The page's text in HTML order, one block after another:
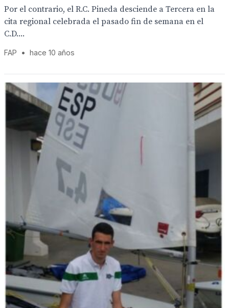
Por el contrario, el R.C. Pineda desciende a Tercera en la
cita regional celebrada el pasado fin de semana en el
C.D....
FAP • hace 10 años